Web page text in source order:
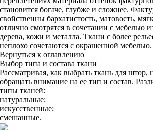
становится богаче, глубже и сложнее.
свойственны бархатистость, матовость,
отлично смотрятся в сочетании с мебелью
дерева, кожи и металла. Ткани с более
неплохо сочетаются с окрашенной мебелью.
Вернуться к оглавлению
Выбор типа и состава ткани
Рассматривая, как выбрать ткань для штор,
обращать внимание на ее тип и состав.
типы тканей:
натуральные;
искусственные;
смешанные.